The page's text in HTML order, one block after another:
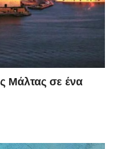
Μάλτας σε ένα